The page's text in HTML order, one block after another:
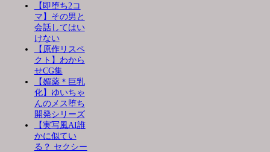
【即堕ち2コ
マ】その男と
会話してはい
けない
【原作リスペ
クト】わから
せCG集
【媚薬＊巨乳
化】ゆいちゃ
んのメス堕ち
開発シリーズ
【実写風AI誰
かに似てい
る？ セクシー